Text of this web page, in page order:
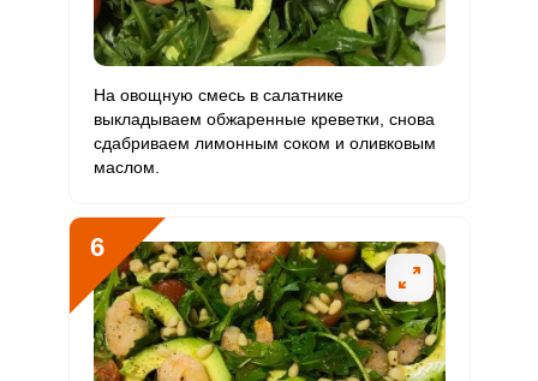
Бор 332.5 мкг 1200 мкг 2.4 4.6
Ванадий 27.9 мкг 20 мкг 12
Молибден 25 мкг 70 мкг 3.1 6
На овощную смесь в салатнике
выкладываем обжаренные креветки, снова
сдабриваем лимонным соком и оливковым
маслом.
6